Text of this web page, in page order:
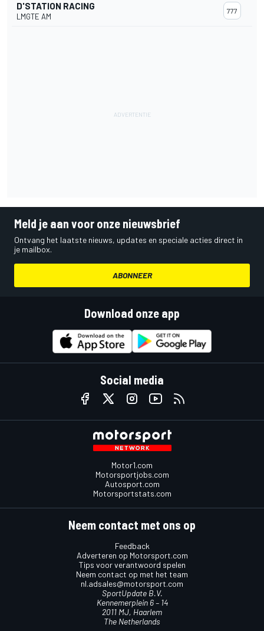
D'STATION RACING
LMGTE AM
777
Meld je aan voor onze nieuwsbrief
Ontvang het laatste nieuws, updates en speciale acties direct in
je mailbox.
ABONNEER
Download onze app
Social media
Motor1.com
Motorsportjobs.com
Autosport.com
Motorsportstats.com
Neem contact met ons op
Feedback
Adverteren op Motorsport.com
Tips voor verantwoord spelen
Neem contact op met het team
nl.adsales@motorsport.com
SportUpdate B.V.
Kennemerplein 6 – 14
2011 MJ, Haarlem
The Netherlands